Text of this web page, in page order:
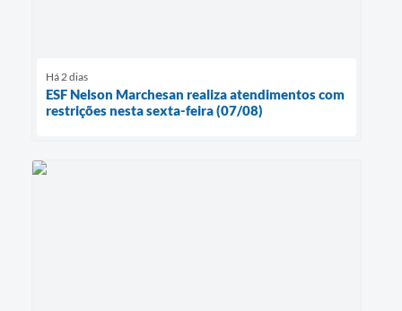
Há 2 dias
ESF Nelson Marchesan realiza atendimentos com
restrições nesta sexta-feira (07/08)